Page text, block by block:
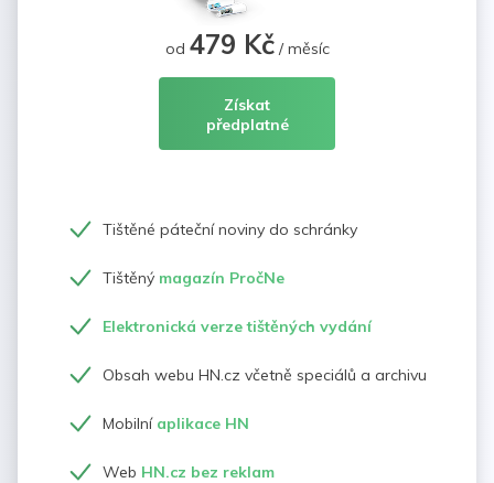
od 479 Kč/ měsíc
Získat
předplatné
Tištěné páteční noviny do schránky
Tištěný magazín PročNe
Elektronická verze tištěných vydání
Obsah webu HN.cz včetně speciálů a archivu
Mobilní aplikace HN
Web HN.cz bez reklam